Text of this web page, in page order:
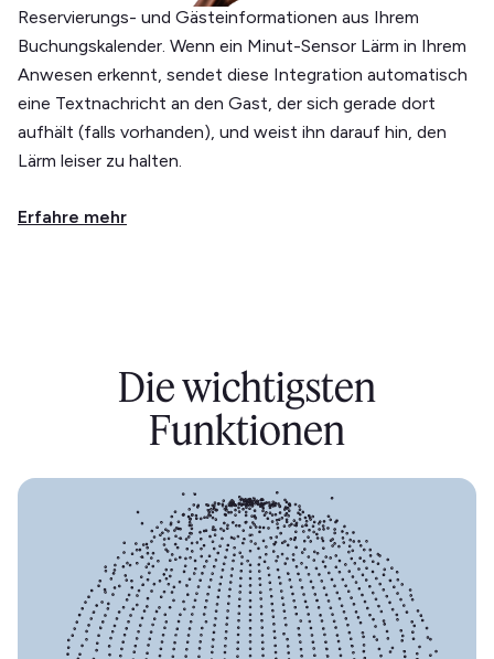
Reservierungs- und Gästeinformationen aus Ihrem
Buchungskalender. Wenn ein Minut-Sensor Lärm in Ihrem
Anwesen erkennt, sendet diese Integration automatisch
eine Textnachricht an den Gast, der sich gerade dort
aufhält (falls vorhanden), und weist ihn darauf hin, den
Lärm leiser zu halten.
Erfahre mehr
Die wichtigsten
Funktionen